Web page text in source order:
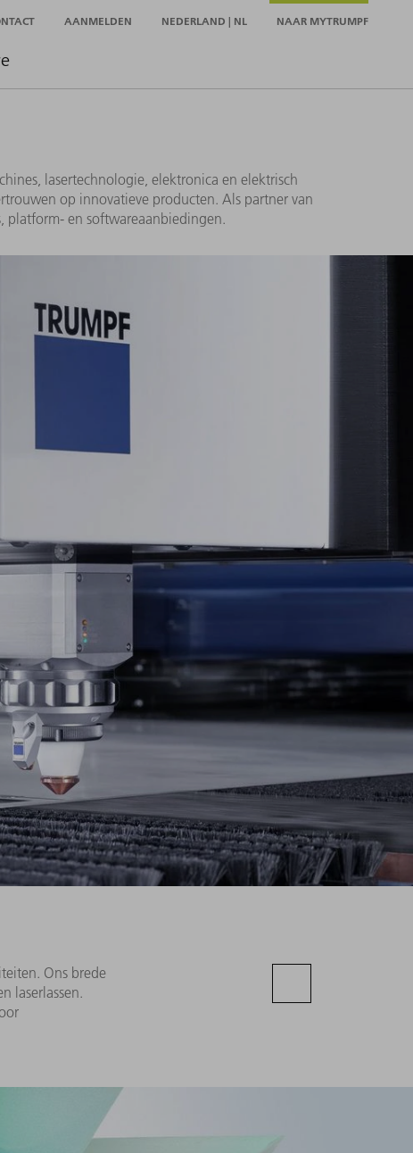
AANMELDEN NEDERLAND | NL NAAR MYTRUMPF
lasertechnologie, elektronica en elektrisch
op innovatieve producten. Als partner van
platform- en softwareaanbiedingen.
Ons brede
laserlassen.